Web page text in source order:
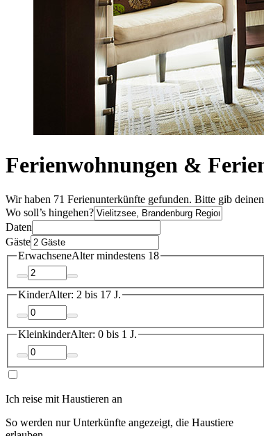
Ferienwohnungen &
Wir haben 71 Ferienunterkünfte gefunden. Bitte gib
Wo soll’s hingehen?
Daten
Gäste
ErwachseneAlter mindestens 18
KinderAlter: 2 bis 17 J.
KleinkinderAlter: 0 bis 1 J.
Ich reise mit Haustieren an
So werden nur Unterkünfte angezeigt, die Haustiere